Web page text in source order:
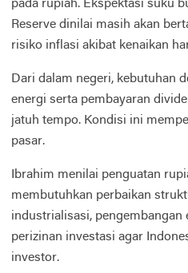
pada rupiah. Ekspektasi suku
Reserve dinilai masih akan
risiko inflasi akibat kenaikan
Dari dalam negeri, kebutuhan
energi serta pembayaran
jatuh tempo. Kondisi ini
pasar.
Ibrahim menilai penguatan
membutuhkan perbaikan
industrialisasi, pengembangan
perizinan investasi agar
investor.